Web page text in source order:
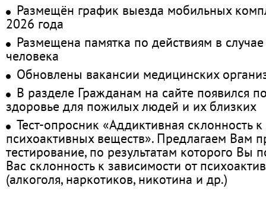
Размещён график выезда мобильных
2026 года
Размещена памятка по действиям в
человека
Обновлены вакансии медицинских
В разделе Гражданам на сайте появился
здоровье для пожилых людей и их близких
Тест-опросник «Аддиктивная склонность
психоактивных веществ». Предлагаем Вам
тестирование, по результатам которого Вы
Вас склонность к зависимости от
(алкоголя, наркотиков, никотина и др.)